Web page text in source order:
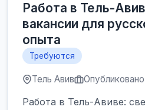
Работа в Тель-
вакансии для
опыта
Требуются
Тель Авив
Работа в Тель-Авиве: